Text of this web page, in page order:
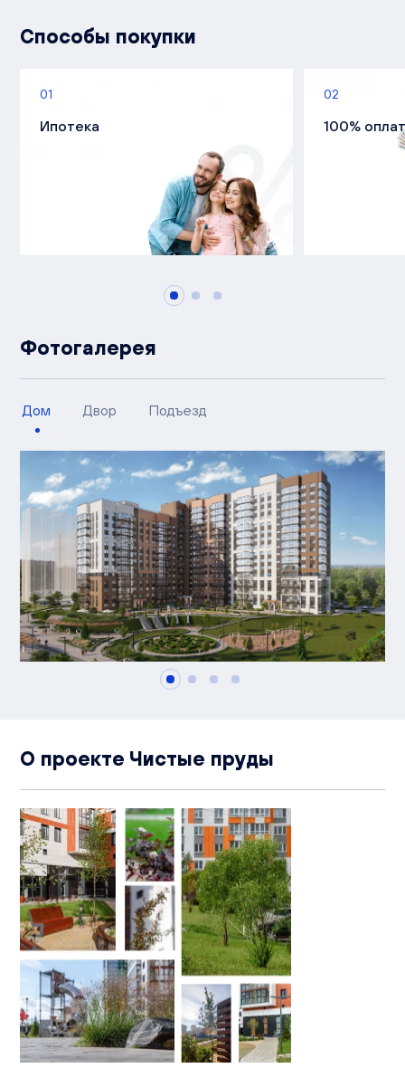
Способы покупки
01
Ипотека
02
100%
Фотогалерея
Дом Двор Подъезд
О проекте Чистые пруды